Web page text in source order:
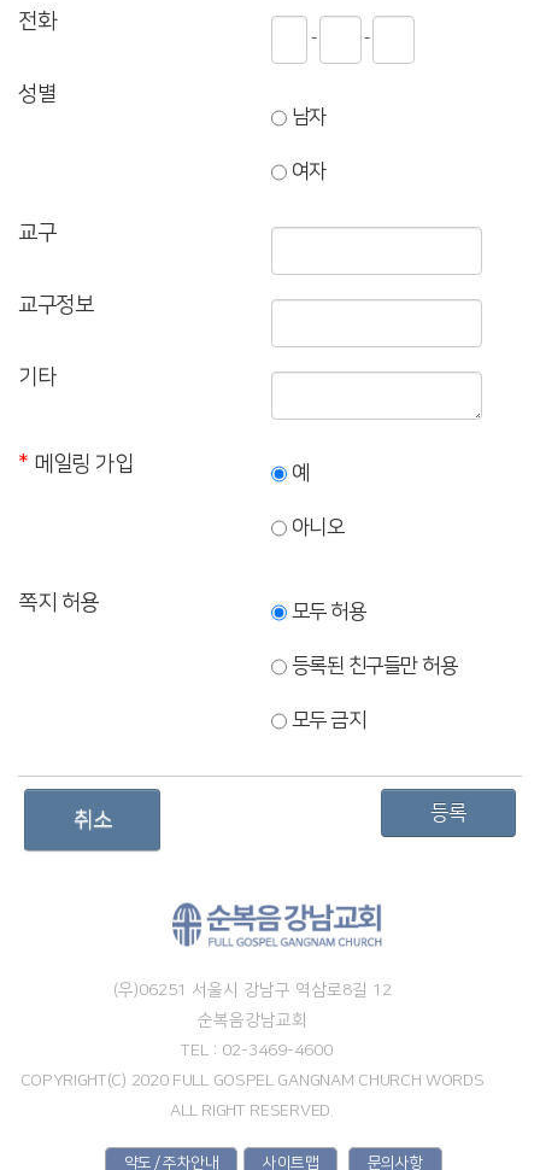
제 7 조 (이용자의 의무)
이용자는 다음 각 호의 행위를 하여서는 안 됩니다.
2. 교회의 사전 승낙 없는 서비스 자료의 복제, 유통 및 상업적 이용
3. 교회 및 제3자의 저작권 등 지적재산권 침해
4. 교회의 신앙적 정체성에 반하는 게시물이나 유언비어, 이단 관련 자료의
① 교회가 작성한 저작물에 대한 저작권 및 기타 지적재산권은 교회에
송신, 출판, 배포 등 영리 목적으로 이용하거나 제3자에게 이용하게 해서는 안
제 4 장 손해배상 및 면책
사유로 서비스를 제공할 수 없는 경우 책임을 지지 않습니다.
③ 교회는 이용자가 게시하거나 전송한 자료의 내용에 관하여는 책임을 지지
④ 교회는 본 서비스를 통해 제공되는 모든 자료의 정확성이나 안정성을
본 약관과 관련하여 발생한 분쟁에 대해서는 교회의 소재지를 관할하는
관할법원 :[관할법원]
관계 법령이 정한 바를 준수하여 적법하게 개인정보를 처리하고 안전하게
관리하고 있습니다. 이에 「개인정보 보호법」 제30조에 따라 정보주체에게
개인정보의 처리와 보호에 관한 절차 및 기준을 안내하고, 이와 관련한 고충을
신속하고 원활하게 처리할 수 있도록 하기 위하여 다음과 같이 개인정보
01. 개인정보의 수집 및 이용목적
전화
- -
성별
남자
여자
교구
교구정보
기타
* 메일링 가입 예
아니오
쪽지 허용 모두 허용
등록된 친구들만 허용
모두 금지
취소
(우)06251 서울시 강남구 역삼로8길 12
순복음강남교회
TEL : 02-3469-4600
COPYRIGHT(C) 2020 FULL GOSPEL GANGNAM CHURCH WORDS
ALL RIGHT RESERVED.
약도 / 주차안내 사이트맵 문의사항